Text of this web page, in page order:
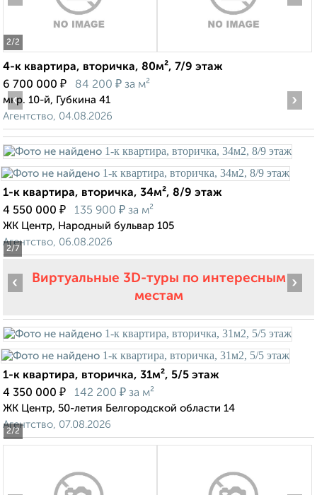
2/2
4-к квартира, вторичка, 80м², 7/9 этаж
6 700 000 ₽ 84 200 ₽ за м²
мкр. 10-й, Губкина 41
Агентство, 04.08.2026
2/7
‹ ›
1-к квартира, вторичка, 34м², 8/9 этаж
4 550 000 ₽ 135 900 ₽ за м²
ЖК Центр, Народный бульвар 105
Агентство, 06.08.2026
Виртуальные 3D-туры по интересным
местам
2/2
‹ ›
1-к квартира, вторичка, 31м², 5/5 этаж
4 350 000 ₽ 142 200 ₽ за м²
ЖК Центр, 50-летия Белгородской области 14
Агентство, 07.08.2026